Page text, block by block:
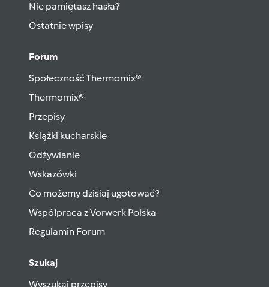
Nie pamiętasz hasła?
Ostatnie wpisy
Forum
Społeczność Thermomix®
Thermomix®
Przepisy
Książki kucharskie
Odżywianie
Wskazówki
Co możemy dzisiaj ugotować?
Współpraca z Vorwerk Polska
Regulamin Forum
Szukaj
Wyszukaj przepisy